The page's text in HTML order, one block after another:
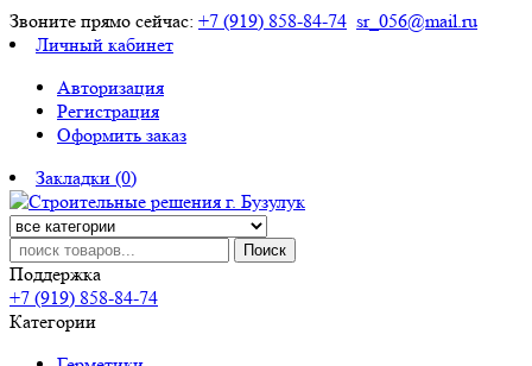
Звоните прямо сейчас: +7 (919) 858-84-74 sr_056@mail.ru
Личный кабинет
Авторизация
Регистрация
Оформить заказ
Закладки (0)
Поиск
Поддержка
+7 (919) 858-84-74
Категории